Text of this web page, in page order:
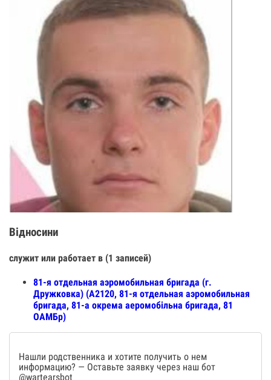
Відносини
служит или работает в (1 записей)
81-я отдельная аэромобильная бригада (г.
Дружковка) (А2120, 81-я отдельная аэромобильная
бригада, 81-а окрема аеромобільна бригада, 81
ОАМБр)
Нашли родственника и хотите получить о нем
информацию? — Оставьте заявку через наш бот
@wartearsbot